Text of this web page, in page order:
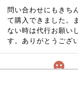
問い合わせにもきち
て購入できました。
ない時は代行お願い
す。ありがとうござ